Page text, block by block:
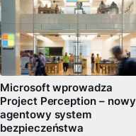
Microsoft wprowadza
Project Perception – nowy
agentowy system
bezpieczeństwa